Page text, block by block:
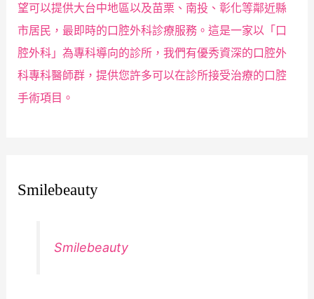
望可以提供大台中地區以及苗栗、南投、彰化等鄰近縣
市居民，最即時的口腔外科診療服務。這是一家以「口
腔外科」為專科導向的診所，我們有優秀資深的口腔外
科專科醫師群，提供您許多可以在診所接受治療的口腔
手術項目。
Smilebeauty
Smilebeauty